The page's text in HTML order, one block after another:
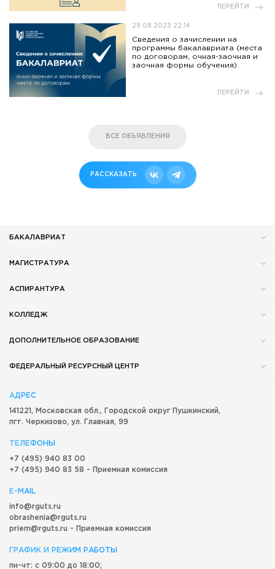
ПЕРЕЙТИ
29.08.2023 22:14
Сведения о зачислении на
программы бакалавриата (места
по договорам, очная-заочная и
заочная формы обучения)
ПЕРЕЙТИ
ВСЕ ОБЪЯВЛЕНИЯ
РАССКАЗАТЬ
БАКАЛАВРИАТ
МАГИСТРАТУРА
АСПИРАНТУРА
КОЛЛЕДЖ
ДОПОЛНИТЕЛЬНОЕ ОБРАЗОВАНИЕ
ФЕДЕРАЛЬНЫЙ РЕСУРСНЫЙ ЦЕНТР
АДРЕС
141221, Московская обл., Городской округ Пушкинский,
пгт. Черкизово, ул. Главная, 99
ТЕЛЕФОНЫ
+7 (495) 940 83 00
+7 (495) 940 83 58 - Приемная комиссия
E-MAIL
info@rguts.ru
obrashenia@rguts.ru
priem@rguts.ru - Приемная комиссия
ГРАФИК И РЕЖИМ РАБОТЫ
пн-чт: с 09:00 до 18:00;